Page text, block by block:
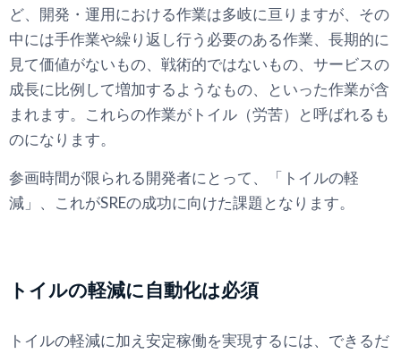
ど、開発・運用における作業は多岐に亘りますが、その
中には手作業や繰り返し行う必要のある作業、長期的に
見て価値がないもの、戦術的ではないもの、サービスの
成長に比例して増加するようなもの、といった作業が含
まれます。これらの作業がトイル（労苦）と呼ばれるも
のになります。
参画時間が限られる開発者にとって、「トイルの軽
減」、これがSREの成功に向けた課題となります。
トイルの軽減に自動化は必須
トイルの軽減に加え安定稼働を実現するには、できるだ